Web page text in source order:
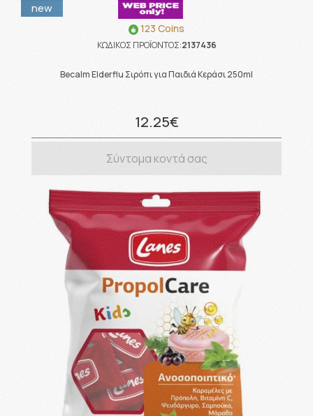
new
123 Coins
ΚΩΔΙΚΟΣ ΠΡΟΪΟΝΤΟΣ:2137436
Becalm Elderflu Σιρόπι για Παιδιά Κεράσι 250ml
12.25€
Σύντομα κοντά σας